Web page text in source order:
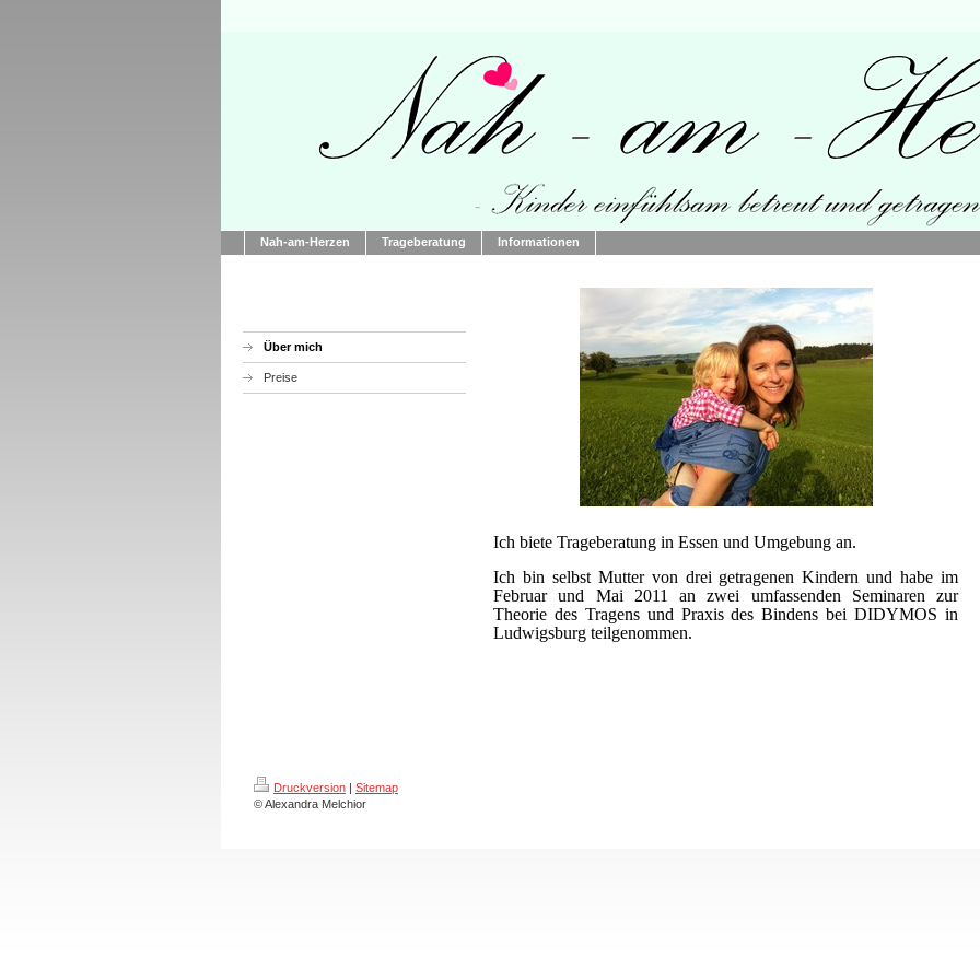
Nah-am-Herzen Trageberatung Informationen
Über mich
Preise
Ich biete Trageberatung in Essen und Umgebung an.
Ich bin selbst Mutter von drei getragenen Kindern und habe im
Februar und Mai 2011 an zwei umfassenden Seminaren zur
Theorie des Tragens und Praxis des Bindens bei DIDYMOS in
Ludwigsburg teilgenommen.
Druckversion | Sitemap
© Alexandra Melchior